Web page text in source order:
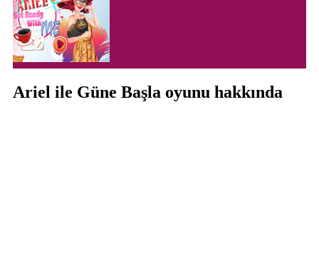
Ariel ile Güne Başla oyunu hakkında